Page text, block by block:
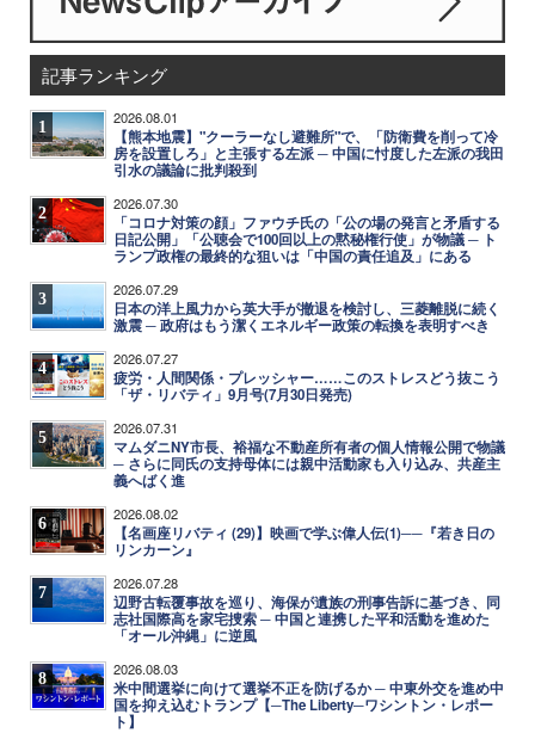
記事ランキング
1 2026.08.01
【熊本地震】"クーラーなし避難所"で、「防衛費を削って冷
房を設置しろ」と主張する左派 ─ 中国に忖度した左派の我田
引水の議論に批判殺到
2 2026.07.30
「コロナ対策の顔」ファウチ氏の「公の場の発言と矛盾する
日記公開」「公聴会で100回以上の黙秘権行使」が物議 ─ ト
ランプ政権の最終的な狙いは「中国の責任追及」にある
3 2026.07.29
日本の洋上風力から英大手が撤退を検討し、三菱離脱に続く
激震 ─ 政府はもう潔くエネルギー政策の転換を表明すべき
4 2026.07.27
疲労・人間関係・プレッシャー……このストレスどう抜こう
「ザ・リバティ」9月号(7月30日発売)
5 2026.07.31
マムダニNY市長、裕福な不動産所有者の個人情報公開で物議
─ さらに同氏の支持母体には親中活動家も入り込み、共産主
義へばく進
6 2026.08.02
【名画座リバティ (29)】映画で学ぶ偉人伝(1)──『若き日の
リンカーン』
7 2026.07.28
辺野古転覆事故を巡り、海保が遺族の刑事告訴に基づき、同
志社国際高を家宅捜索 ─ 中国と連携した平和活動を進めた
「オール沖縄」に逆風
8 2026.08.03
米中間選挙に向けて選挙不正を防げるか ─ 中東外交を進め中
国を抑え込むトランプ【─The Liberty─ワシントン・レポー
ト】